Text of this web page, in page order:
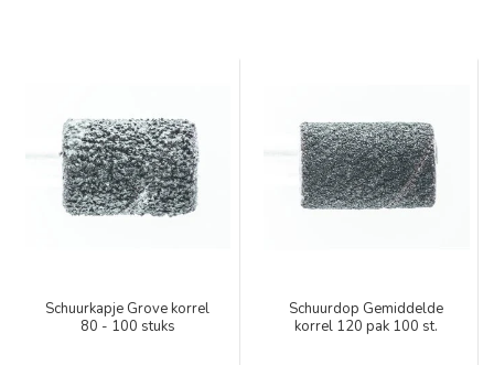
Schuurkapje Grove korrel
80 - 100 stuks
Schuurdop Gemiddelde
korrel 120 pak 100 st.